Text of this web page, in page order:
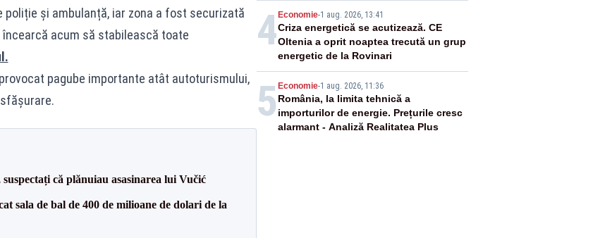
și ambulanță, iar zona a fost securizată
acum să stabilească toate
pagube importante atât autoturismului,
că plănuiau asasinarea lui Vučić
sala de bal de 400 de milioane de dolari de la
4 Economie-1 aug. 2026, 13:41
Criza energetică se acutizează. CE
Oltenia a oprit noaptea trecută un grup
energetic de la Rovinari
5 Economie-1 aug. 2026, 11:36
România, la limita tehnică a
importurilor de energie. Prețurile cresc
alarmant - Analiză Realitatea Plus